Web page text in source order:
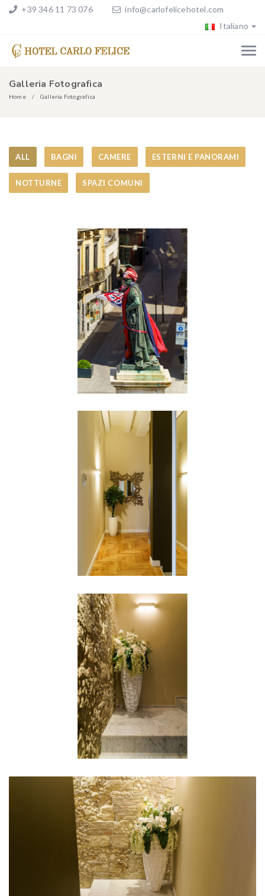
+39 346 11 73 076
info@carlofelicehotel.com
Italiano
Galleria Fotografica
Home Galleria Fotografica
ALL BAGNI CAMERE ESTERNI E PANORAMI
NOTTURNE SPAZI COMUNI
Statua Carlo Felice
Spazi Comuni
Spazi Comuni